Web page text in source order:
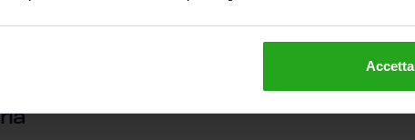
Accetta
RC Italia, Farri-Ricciardo,